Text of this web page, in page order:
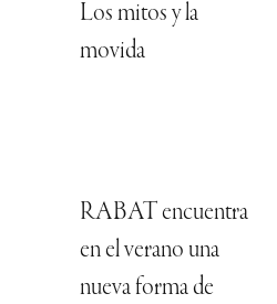
Los mitos y la
movida
RABAT encuentra
en el verano una
nueva forma de